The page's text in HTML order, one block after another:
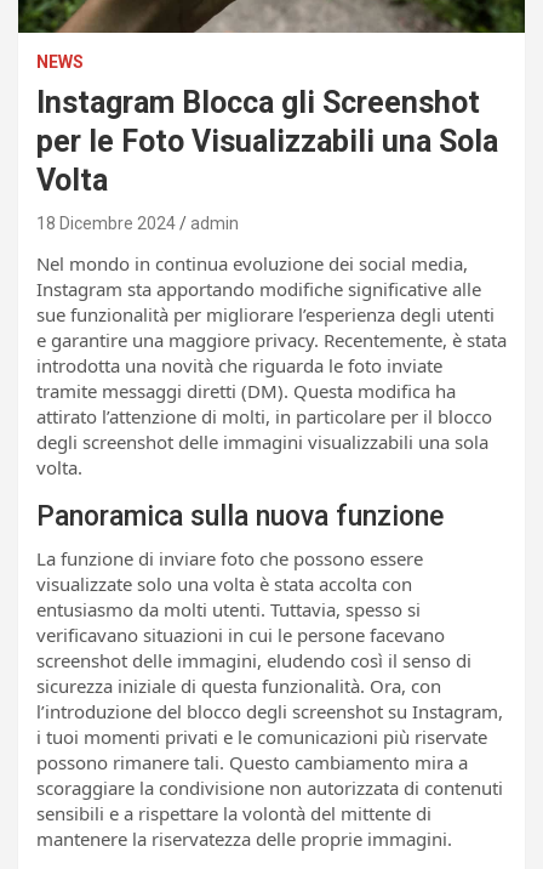
NEWS
Instagram Blocca gli Screenshot
per le Foto Visualizzabili una Sola
Volta
18 Dicembre 2024 admin
Nel mondo in continua evoluzione dei social media,
Instagram sta apportando modifiche significative alle
sue funzionalità per migliorare l’esperienza degli utenti
e garantire una maggiore privacy. Recentemente, è stata
introdotta una novità che riguarda le foto inviate
tramite messaggi diretti (DM). Questa modifica ha
attirato l’attenzione di molti, in particolare per il blocco
degli screenshot delle immagini visualizzabili una sola
volta.
Panoramica sulla nuova funzione
La funzione di inviare foto che possono essere
visualizzate solo una volta è stata accolta con
entusiasmo da molti utenti. Tuttavia, spesso si
verificavano situazioni in cui le persone facevano
screenshot delle immagini, eludendo così il senso di
sicurezza iniziale di questa funzionalità. Ora, con
l’introduzione del blocco degli screenshot su Instagram,
i tuoi momenti privati e le comunicazioni più riservate
possono rimanere tali. Questo cambiamento mira a
scoraggiare la condivisione non autorizzata di contenuti
sensibili e a rispettare la volontà del mittente di
mantenere la riservatezza delle proprie immagini.